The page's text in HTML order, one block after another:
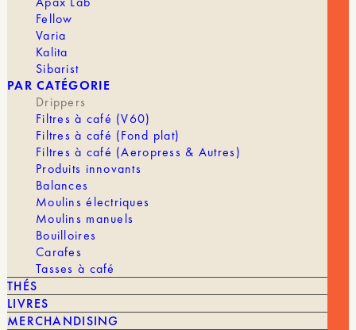
Fellow
Varia
Kalita
Sibarist
PAR CATÉGORIE
Drippers
Filtres à café (V60)
Filtres à café (Fond plat)
Filtres à café (Aeropress & Autres)
Produits innovants
Balances
Moulins électriques
Moulins manuels
Bouilloires
Carafes
Tasses à café
THÉS
LIVRES
MERCHANDISING
En stock
quantité
Tritan
Flower
Dripper
Tasses
MARQUE
DRIPPER
COULEUR Clear Black, Clear Brown, Rouge, Transparent